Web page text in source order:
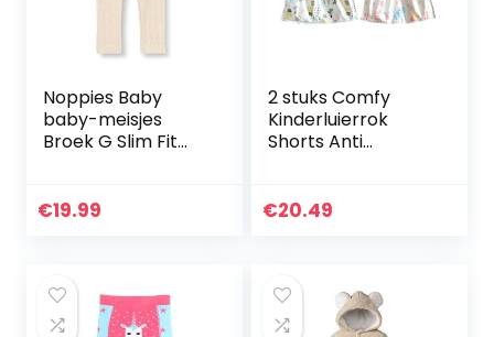
Noppies Baby
baby-meisjes
Broek G Slim Fit
€19.99
2 stuks Comfy
Kinderluierrok
Shorts Anti
Bamboevezel TPU
€20.49